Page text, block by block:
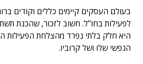
בעולם העסקים קיימים כללים וקודים
לפעילות בחו"ל. חשוב לזכור, שהכנת
היא חלק בלתי נפרד מהצלחת הפעילות
הנפשי שלו ושל קרוביו.